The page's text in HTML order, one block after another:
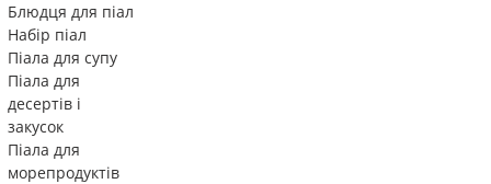
Блюдця для піал
Набір піал
Піала для супу
Піала для
десертів і
закусок
Піала для
морепродуктів